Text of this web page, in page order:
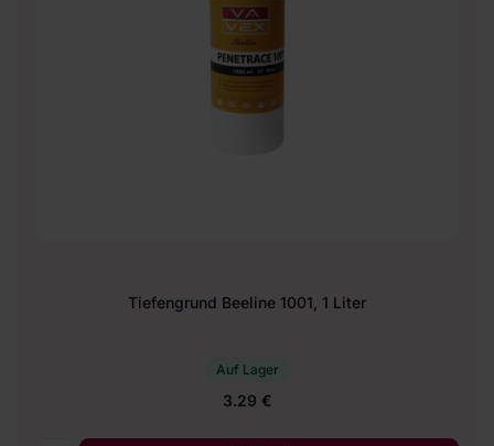
Tiefengrund Beeline 1001, 1 Liter
Auf Lager
3.29 €